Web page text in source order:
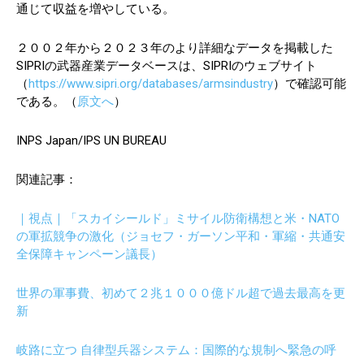
通じて収益を増やしている。
２００２年から２０２３年のより詳細なデータを掲載した
SIPRIの武器産業データベースは、SIPRIのウェブサイト
（ https://www.sipri.org/databases/armsindustry）で確認可能
である。（原文へ）
INPS Japan/IPS UN BUREAU
関連記事：
｜視点｜「スカイシールド」ミサイル防衛構想と米・NATO
の軍拡競争の激化（ジョセフ・ガーソン平和・軍縮・共通安
全保障キャンペーン議長）
世界の軍事費、初めて２兆１０００億ドル超で過去最高を更
新
岐路に立つ 自律型兵器システム：国際的な規制へ緊急の呼